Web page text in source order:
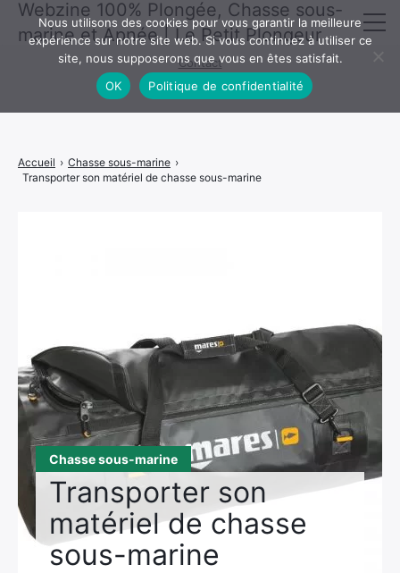
Chasse sous-marine
Transporter son
matériel de chasse
sous-marine
Accueil › Chasse sous-marine ›
Transporter son matériel de chasse sous-marine
Webzine 100% Plongée, Chasse sous-
marine et Apnée | Le Petit Plongeur
Activités Aquatiques
Chasse sous-marine
Voyages
Mentions légales · Politique de confidentialité
Contact
Nous utilisons des cookies pour vous garantir la meilleure
expérience sur notre site web. Si vous continuez à utiliser ce
site, nous supposerons que vous en êtes satisfait.
OK
Politique de confidentialité